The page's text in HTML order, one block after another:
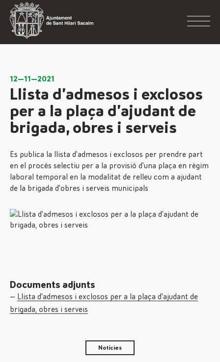
12—11—2021
Llista d’admesos i exclosos
per a la plaça d’ajudant de
brigada, obres i serveis
Es publica la llista d’admesos i exclosos per prendre part
en el procés selectiu per a la provisió d’una plaça en règim
laboral temporal en la modalitat de relleu com a ajudant
de la brigada d’obres i serveis municipals
Documents adjunts
Llista d'admesos i exclosos per a la plaça d'ajudant de
brigada, obres i serveis
Notícies